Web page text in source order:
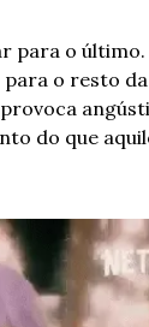
para o
o resto
do que